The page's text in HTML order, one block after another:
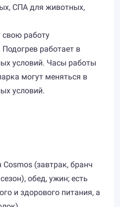
СПА для животных,
свою работу
работает в
условий. Часы работы
могут меняться в
условий.
(завтрак, бранч
обед, ужин; есть
и здорового питания, а